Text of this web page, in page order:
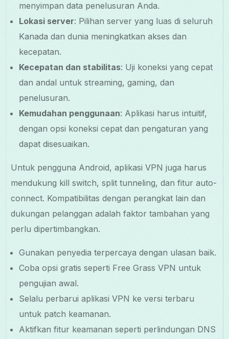
menyimpan data penelusuran Anda.
Lokasi server: Pilihan server yang luas di seluruh
Kanada dan dunia meningkatkan akses dan
kecepatan.
Kecepatan dan stabilitas: Uji koneksi yang cepat
dan andal untuk streaming, gaming, dan
penelusuran.
Kemudahan penggunaan: Aplikasi harus intuitif,
dengan opsi koneksi cepat dan pengaturan yang
dapat disesuaikan.
Untuk pengguna Android, aplikasi VPN juga harus
mendukung kill switch, split tunneling, dan fitur auto-
connect. Kompatibilitas dengan perangkat lain dan
dukungan pelanggan adalah faktor tambahan yang
perlu dipertimbangkan.
Gunakan penyedia terpercaya dengan ulasan baik.
Coba opsi gratis seperti Free Grass VPN untuk
pengujian awal.
Selalu perbarui aplikasi VPN ke versi terbaru
untuk patch keamanan.
Aktifkan fitur keamanan seperti perlindungan DNS